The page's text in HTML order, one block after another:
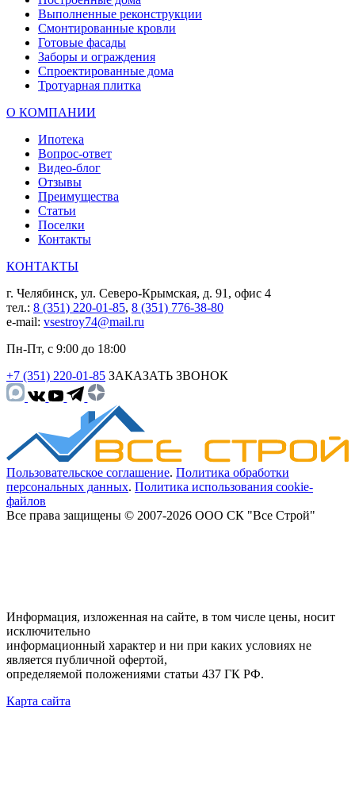
Выполненные реконструкции
Смонтированные кровли
Готовые фасады
Заборы и ограждения
Спроектированные дома
Тротуарная плитка
О КОМПАНИИ
Ипотека
Вопрос-ответ
Видео-блог
Отзывы
Преимущества
Статьи
Поселки
Контакты
КОНТАКТЫ
г. Челябинск, ул. Северо-Крымская, д. 91, офис 4
тел.: 8 (351) 220-01-85, 8 (351) 776-38-80
e-mail: vsestroy74@mail.ru
Пн-Пт, с 9:00 до 18:00
+7 (351) 220-01-85 ЗАКАЗАТЬ ЗВОНОК
Пользовательское соглашение. Политика обработки
персональных данных. Политика использования cookie-
файлов
Все права защищены © 2007-2026 ООО СК "Все Строй"
Информация, изложенная на сайте, в том числе цены, носит
исключительно
информационный характер и ни при каких условиях не
является публичной офертой,
определяемой положениями статьи 437 ГК РФ.
Карта сайта